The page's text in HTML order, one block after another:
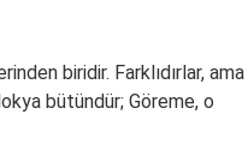
biridir. Farklıdırlar, ama
bütündür; Göreme, o